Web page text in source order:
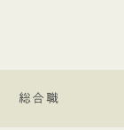
総合職